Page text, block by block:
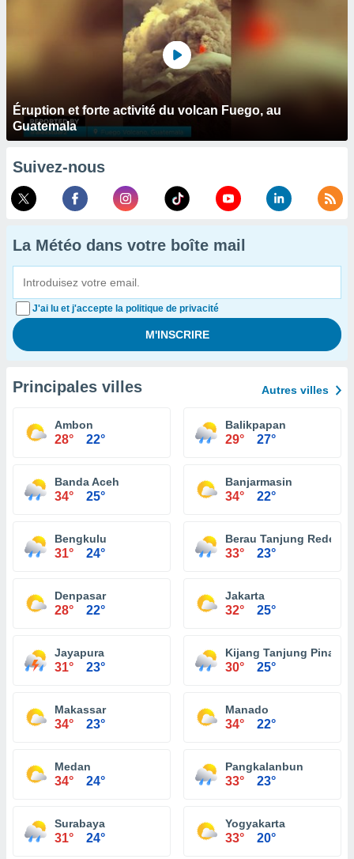
Éruption et forte activité du volcan Fuego, au
Guatemala
Suivez-nous
La Météo dans votre boîte mail
J'ai lu et j'accepte la politique de privacité
Principales villes Autres villes
Ambon
28° 22°
Balikpapan
29° 27°
Banda Aceh
34° 25°
Banjarmasin
34° 22°
Bengkulu
31° 24°
Berau Tanjung Redeb
33° 23°
Denpasar
28° 22°
Jakarta
32° 25°
Jayapura
31° 23°
Kijang Tanjung Pinang
30° 25°
Makassar
34° 23°
Manado
34° 22°
Medan
34° 24°
Pangkalanbun
33° 23°
Surabaya
31° 24°
Yogyakarta
33° 20°